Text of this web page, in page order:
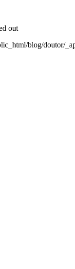
out
blog/doutor/